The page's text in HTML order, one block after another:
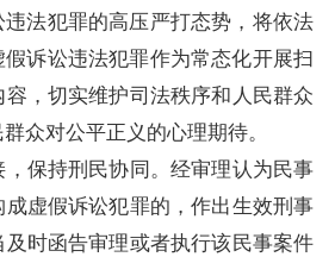
违法犯罪的高压严打态势，将依法
假诉讼违法犯罪作为常态化开展扫
，切实维护司法秩序和人民群众
众对公平正义的心理期待。
保持刑民协同。经审理认为民事
虚假诉讼犯罪的，作出生效刑事
时函告审理或者执行该民事案件